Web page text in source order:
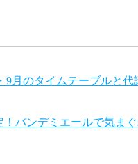
9月のタイムテーブルと代
バンデミエールで気ま